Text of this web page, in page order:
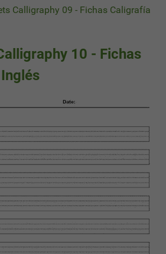
Calligraphy 09 - Fichas Caligrafía
10 - Fichas